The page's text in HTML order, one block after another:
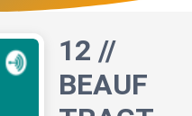
12 //
BEAUF